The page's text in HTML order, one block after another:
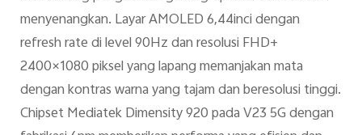
menyenangkan. Layar AMOLED 6,44inci dengan
refresh rate di level 90Hz dan resolusi FHD+
2400×1080 piksel yang lapang memanjakan mata
dengan kontras warna yang tajam dan beresolusi tinggi.
Chipset Mediatek Dimensity 920 pada V23 5G dengan